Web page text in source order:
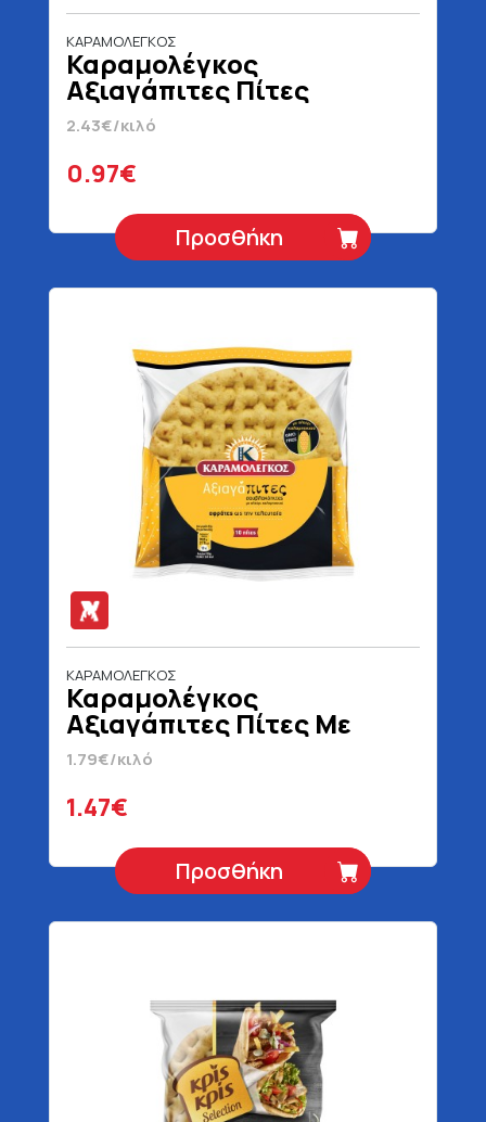
ΚΑΡΑΜΟΛΕΓΚΟΣ
Καραμολέγκος
Αξιαγάπιτες Πίτες
Κυπριακές 5 Τεμάχια 400
gr
2.43€/κιλό
0.97€
Προσθήκη
ΚΑΡΑΜΟΛΕΓΚΟΣ
Καραμολέγκος
Αξιαγάπιτες Πίτες Με
Αλεύρι Καλαμποκιού 10
Τεμάχια 820 gr
1.79€/κιλό
1.47€
Προσθήκη